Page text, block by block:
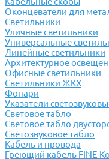
Оконцеватели для
Светильники
Уличные светильники
Универсальные
Линейные светильники
Архитектурное
Офисные светильники
Светильники ЖКХ
Фонари
Указатели
Световое табло
Световое табло
Светозвуковое табло
Кабель и провода
Греющий кабель FINE